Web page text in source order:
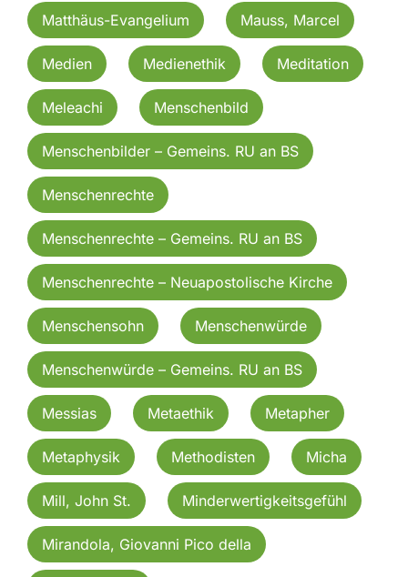
Matthäus-Evangelium Mauss, Marcel
Medien Medienethik Meditation
Meleachi Menschenbild
Menschenbilder – Gemeins. RU an BS
Menschenrechte
Menschenrechte – Gemeins. RU an BS
Menschenrechte – Neuapostolische Kirche
Menschensohn Menschenwürde
Menschenwürde – Gemeins. RU an BS
Messias Metaethik Metapher
Metaphysik Methodisten Micha
Mill, John St. Minderwertigkeitsgefühl
Mirandola, Giovanni Pico della